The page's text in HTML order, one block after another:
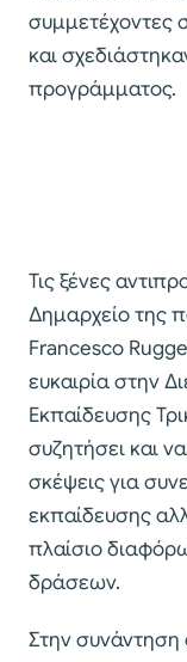
συμμετέχοντες
και
προγράμματος.
Τις ξένες
Δημαρχείο της
Francesco
ευκαιρία στην
Εκπαίδευσης
συζητήσει και
σκέψεις για
εκπαίδευσης
πλαίσιο
δράσεων.
Στην